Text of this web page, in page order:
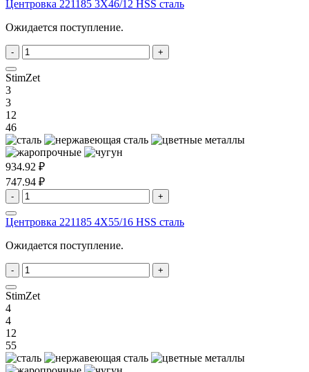
Центровка 221185 3X46/12 HSS сталь
Ожидается поступление.
- +
StimZet
3
3
12
46
934.92 ₽
747.94 ₽
- +
Центровка 221185 4X55/16 HSS сталь
Ожидается поступление.
- +
StimZet
4
4
12
55